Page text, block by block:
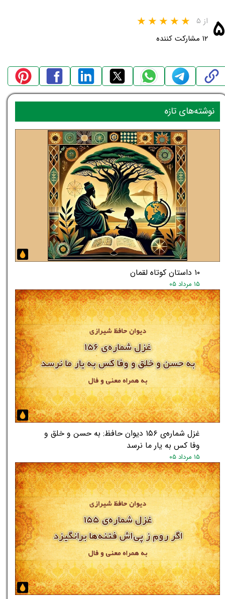
۵ از ۵
۱۲ مشارکت کننده
۱۰ داستان کوتاه لقمان
۱۵ مرداد ۰۵
غزل شماره‌ی ۱۵۶ دیوان حافظ: به حسن و خلق و
وفا کس به یار ما نرسد
۱۵ مرداد ۰۵
نوشته‌های تازه